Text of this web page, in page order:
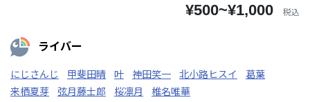
¥500~¥1,000 税込
ライバー
にじさんじ 甲斐田晴 叶 神田笑一 北小路ヒスイ
葛葉
来栖夏芽
弦月藤士郎 桜凛月
椎名唯華